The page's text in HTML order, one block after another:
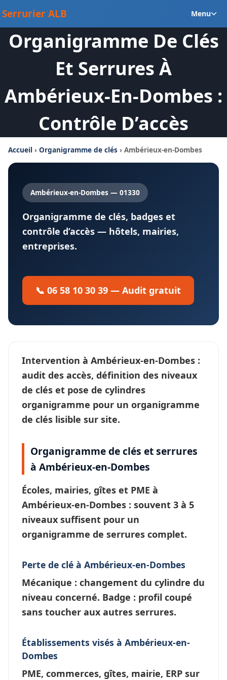
au
contenu
Serrurier ALB Menu
Organigramme De Clés
Et Serrures À
Ambérieux-En-Dombes :
Contrôle D’accès
Accueil › Organigramme de clés › Ambérieux-en-Dombes
Ambérieux-en-Dombes — 01330
Organigramme de clés, badges et
contrôle d’accès — hôtels, mairies,
entreprises.
📞 06 58 10 30 39 — Audit gratuit
Intervention à Ambérieux-en-Dombes :
audit des accès, définition des niveaux
de clés et pose de cylindres
organigramme pour un organigramme
de clés lisible sur site.
Organigramme de clés et serrures
à Ambérieux-en-Dombes
Écoles, mairies, gîtes et PME à
Ambérieux-en-Dombes : souvent 3 à 5
niveaux suffisent pour un
organigramme de serrures complet.
Perte de clé à Ambérieux-en-Dombes
Mécanique : changement du cylindre du
niveau concerné. Badge : profil coupé
sans toucher aux autres serrures.
Établissements visés à Ambérieux-en-
Dombes
PME, commerces, gîtes, mairie, ERP sur